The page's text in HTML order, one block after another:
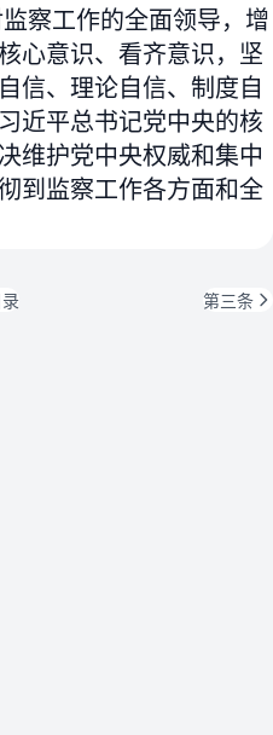
察工作的全面领导，增
心意识、看齐意识，坚
信、理论自信、制度自
近平总书记党中央的核
维护党中央权威和集中
到监察工作各方面和全
第三条